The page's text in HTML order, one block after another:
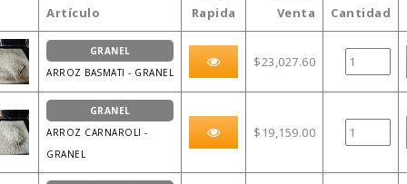
Artículo
Rapida
Venta
Cantidad
GRANEL
ARROZ BASMATI - GRANEL
$23,027.60
GRANEL
ARROZ CARNAROLI -
GRANEL
$19,159.00